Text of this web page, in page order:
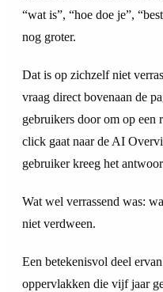
“wat is”, “hoe doe je”,
nog groter.
Dat is op zichzelf niet
vraag direct bovenaan de
gebruikers door om op een
click gaat naar de AI
gebruiker kreeg het
Wat wel verrassend was:
niet verdween.
Een betekenisvol deel
oppervlakken die vijf jaar